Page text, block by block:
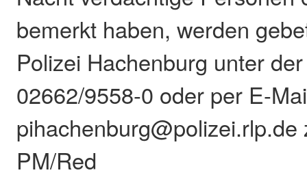
bemerkt haben, werden
Polizei Hachenburg unter
02662/9558-0 oder per E-
pihachenburg@polizei.rlp.de
PM/Red